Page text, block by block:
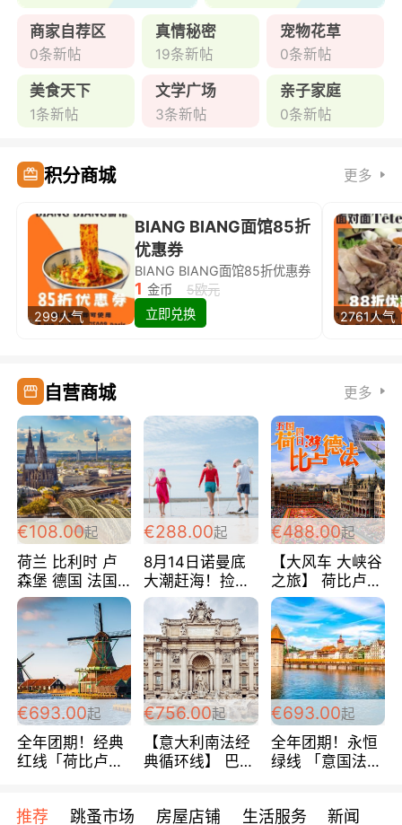
商家自荐区
0条新帖
真情秘密
19条新帖
宠物花草
0条新帖
美食天下
1条新帖
文学广场
3条新帖
亲子家庭
0条新帖
积分商城 更多
299人气
BIANG BIANG面馆85折
优惠券
BIANG BIANG面馆85折优惠券
1 金币
5欧元
立即兑换
2761人气
自营商城 更多
€108.00起
荷兰 比利时 卢
森堡 德国 法国
超爽玩遍西欧 循
环线 全程四星宾
馆 108欧/人/天
€288.00起
8月14日诺曼底
大潮赶海！捡海
鲜！轻轻松松海
边爽玩三日游
288欧/人
€488.00起
【大风车 大峡谷
之旅】 荷比卢德
法 巴黎上下 经
典五国四日游
488欧/人
€693.00起
全年团期！经典
红线「荷比卢德
天！巴黎上下！
€756.00起
【意大利南法经
典循环线】 巴黎
宾馆 108欧/天起
€693.00起
全年团期！永恒
绿线 「意国法
欧/天起 ~包拼房
推荐 跳蚤市场 房屋店铺 生活服务 新闻